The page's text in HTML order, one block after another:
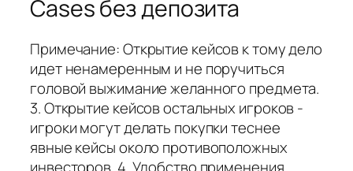
Cases без депозита
Примечание: Открытие кейсов к тому дело
идет ненамеренным и не поручиться
головой выжимание желанного предмета.
3. Открытие кейсов остальных игроков -
игроки могут делать покупки теснее
явные кейсы около противоположных